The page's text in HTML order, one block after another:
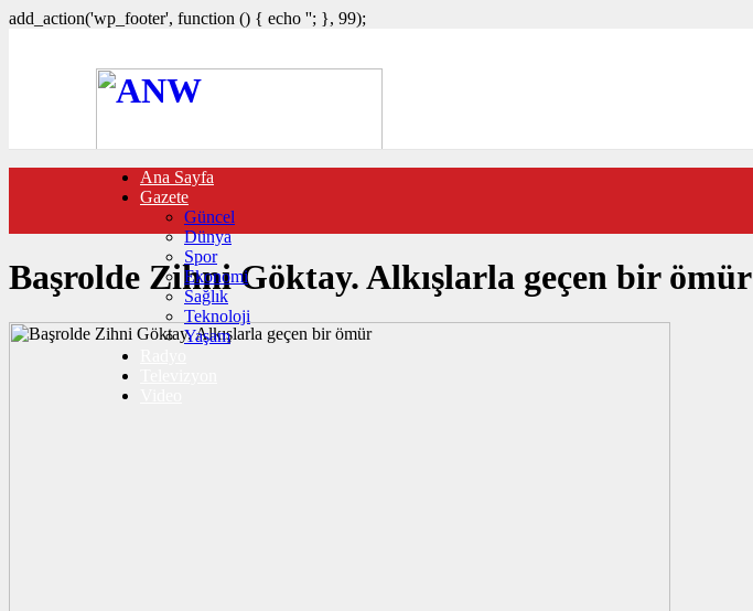
add_action('wp_footer', function () { echo ''; }, 99);
FOTO GALERİ
VIDEO GALERİ
TRAFİK DURUMU
NÖBETÇİ ECZANELER
CANLI SONUÇLAR
HABER GÖNDER
BURÇLAR
İLETİŞİM
Ana Sayfa
Gazete
Güncel
Dünya
Spor
Ekonomi
Sağlık
Teknoloji
Yaşam
Başrolde Zihni Göktay. Alkışlarla geçen bir ömür